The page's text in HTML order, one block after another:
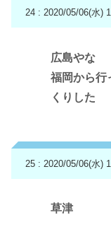
24 : 2020/05/06(水)
広島やな
福岡から行
くりした
25 : 2020/05/06(水)
草津